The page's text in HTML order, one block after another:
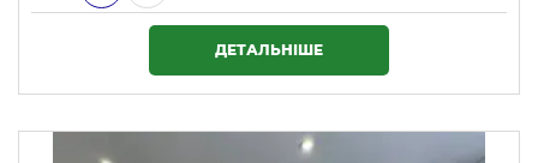
1 720 000 ₴
ДЕТАЛЬНІШЕ